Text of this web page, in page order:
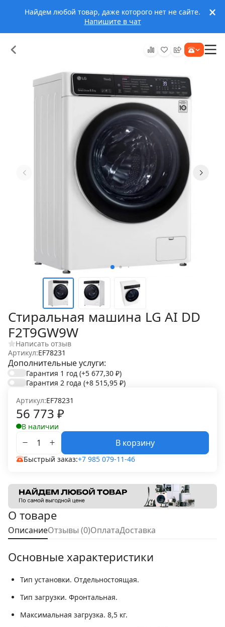
Найдем любой товар, даже которого нет не сайте.
Напишите в чат
Стиральная машина LG AI DD
F2T9GW9W
Написать отзыв
Артикул:EF78231
Дополнительные услуги:
Гарантия 1 год (+5 677,30 ₽)
Гарантия 2 года (+8 515,95 ₽)
Артикул:EF78231
56 773 ₽
В наличии
В корзину
Быстрый заказ:+7 985 079-11-46
О товаре
ОписаниеОтзывы (0)ОплатаДоставка
Основные характеристики
Тип установки. Отдельностоящая.
Тип загрузки. Фронтальная.
Максимальная загрузка. 8,5 кг.